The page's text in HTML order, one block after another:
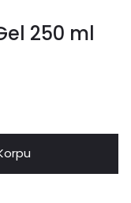
250 ml